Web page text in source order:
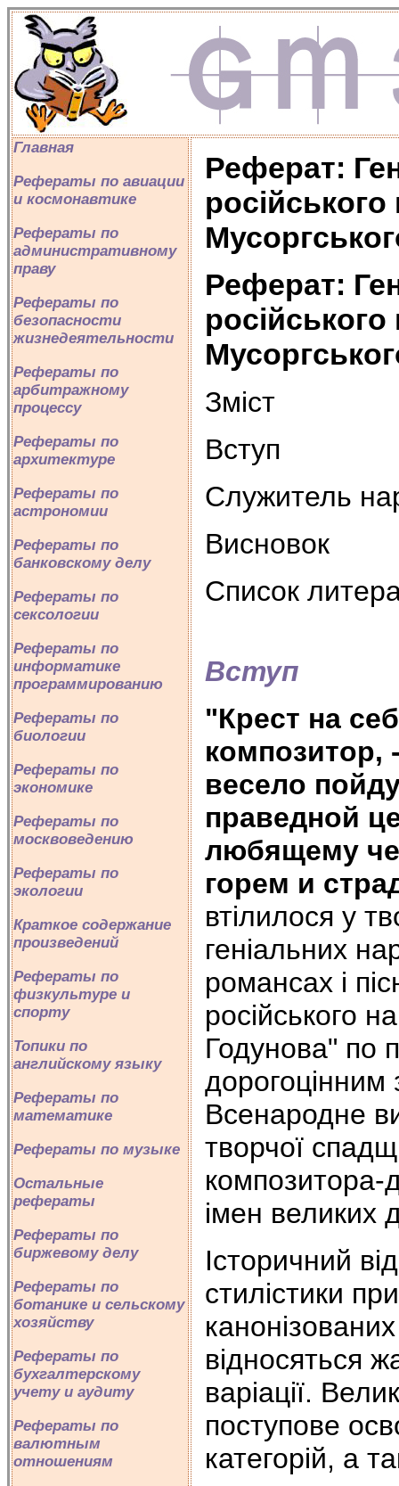
Главная
Рефераты по авиации
и космонавтике
Рефераты по
административному
праву
Рефераты по
безопасности
жизнедеятельности
Рефераты по
арбитражному
процессу
Рефераты по
архитектуре
Рефераты по
астрономии
Рефераты по
банковскому делу
Рефераты по
сексологии
Рефераты по
информатике
программированию
Рефераты по
биологии
Рефераты по
экономике
Рефераты по
москвоведению
Рефераты по
экологии
Краткое содержание
произведений
Рефераты по
физкультуре и
спорту
Топики по
английскому языку
Рефераты по
математике
Рефераты по музыке
Остальные
рефераты
Рефераты по
биржевому делу
Рефераты по
ботанике и сельскому
хозяйству
Рефераты по
бухгалтерскому
учету и аудиту
Рефераты по
валютным
отношениям
Реферат:
Реферат:
Зміст
Вступ
Служитель
Висновок
Список
Вступ
"Крест на
композитор,
весело
праведной
любящему
горем и
втілилося у
геніальних
романсах і
російського
Годунова" по
дорогоцінним
Всенародне
творчої
композитора-
імен великих
Історичний
стилістики
відносяться
варіації.
поступове
категорій, а